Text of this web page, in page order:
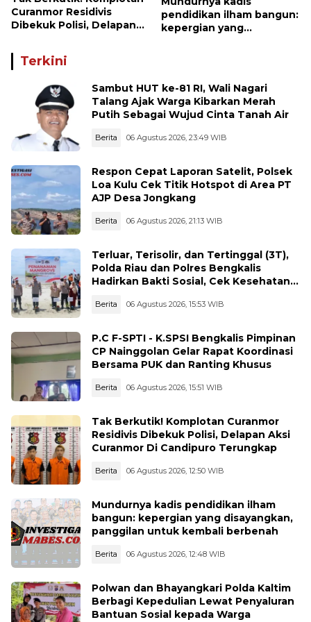
Curanmor Residivis
Dibekuk Polisi, Delapan
Candipuro Terungkap
pendidikan ilham bangun:
kepergian yang
Terkini
Sambut HUT ke-81 RI, Wali Nagari
Talang Ajak Warga Kibarkan Merah
Putih Sebagai Wujud Cinta Tanah Air
Berita 06 Agustus 2026, 23:49 WIB
Respon Cepat Laporan Satelit, Polsek
Loa Kulu Cek Titik Hotspot di Area PT
AJP Desa Jongkang
Berita 06 Agustus 2026, 21:13 WIB
Terluar, Terisolir, dan Tertinggal (3T),
Polda Riau dan Polres Bengkalis
Hadirkan Bakti Sosial, Cek Kesehatan
Rupat
Berita 06 Agustus 2026, 15:53 WIB
P.C F-SPTI - K.SPSI Bengkalis Pimpinan
CP Nainggolan Gelar Rapat Koordinasi
Bersama PUK dan Ranting Khusus
Berita 06 Agustus 2026, 15:51 WIB
Tak Berkutik! Komplotan Curanmor
Residivis Dibekuk Polisi, Delapan Aksi
Curanmor Di Candipuro Terungkap
Berita 06 Agustus 2026, 12:50 WIB
Mundurnya kadis pendidikan ilham
bangun: kepergian yang disayangkan,
panggilan untuk kembali berbenah
Berita 06 Agustus 2026, 12:48 WIB
Polwan dan Bhayangkari Polda Kaltim
Berbagi Kepedulian Lewat Penyaluran
Bantuan Sosial kepada Warga